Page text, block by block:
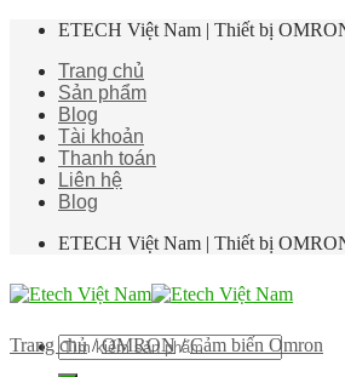
Skip
content
ETECH Việt Nam | Thiết bị
Trang chủ
Sản phẩm
Blog
Tài khoản
Thanh toán
Liên hệ
Blog
ETECH Việt Nam | Thiết bị
Tìm
kiếm:
Trang chủ / OMRON / Cảm biến Omron